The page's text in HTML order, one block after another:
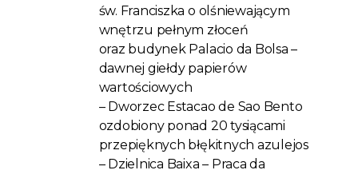
św. Franciszka o olśniewającym
wnętrzu pełnym złoceń
oraz budynek Palacio da Bolsa –
dawnej giełdy papierów
wartościowych
– Dworzec Estacao de Sao Bento
ozdobiony ponad 20 tysiącami
przepięknych błękitnych azulejos
– Dzielnica Baixa – Praca da